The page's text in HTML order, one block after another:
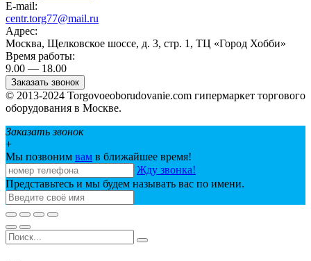
E-mail:
centr.torg77@mail.ru
Адрес:
Москва, Щелковское шоссе, д. 3, стр. 1, ТЦ «Город Хобби»
Время работы:
9.00 — 18.00
Заказать звонок
© 2013-2024 Torgovoeoborudovanie.com гипермаркет торгового
оборудования в Москве.
Заказать звонок
+
Мы позвоним вам в ближайшее время!
Жду звонка!
Представьтесь и мы будем называть вас по имени.